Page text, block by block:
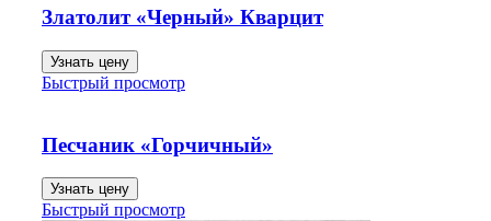
Златолит «Черный» Кварцит
Узнать цену
Быстрый просмотр
Песчаник «Горчичный»
Узнать цену
Быстрый просмотр